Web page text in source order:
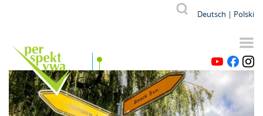
content
Od
YouTube Facebook
Suche
Deutsch Polski